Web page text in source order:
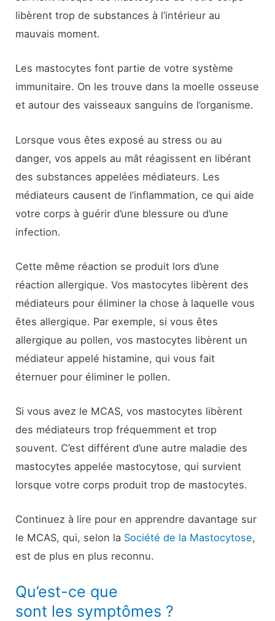
libèrent trop de substances à l’intérieur au
mauvais moment.
Les mastocytes font partie de votre système
immunitaire. On les trouve dans la moelle osseuse
et autour des vaisseaux sanguins de l’organisme.
Lorsque vous êtes exposé au stress ou au
danger, vos appels au mât réagissent en libérant
des substances appelées médiateurs. Les
médiateurs causent de l’inflammation, ce qui aide
votre corps à guérir d’une blessure ou d’une
infection.
Cette même réaction se produit lors d’une
réaction allergique. Vos mastocytes libèrent des
médiateurs pour éliminer la chose à laquelle vous
êtes allergique. Par exemple, si vous êtes
allergique au pollen, vos mastocytes libèrent un
médiateur appelé histamine, qui vous fait
éternuer pour éliminer le pollen.
Si vous avez le MCAS, vos mastocytes libèrent
des médiateurs trop fréquemment et trop
souvent. C’est différent d’une autre maladie des
mastocytes appelée mastocytose, qui survient
lorsque votre corps produit trop de mastocytes.
Continuez à lire pour en apprendre davantage sur
le MCAS, qui, selon la Société de la Mastocytose,
est de plus en plus reconnu.
Qu’est-ce que
sont les symptômes ?